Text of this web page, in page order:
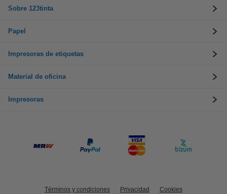
Sobre 123tinta
Papel
Impresoras de etiquetas
Material de oficina
Impresoras
Términos y condiciones Privacidad Cookies